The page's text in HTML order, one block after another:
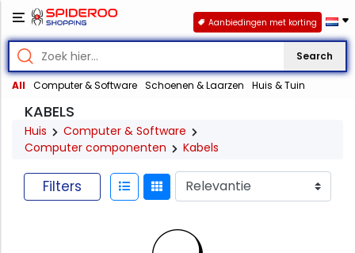
Search
All Computer & Software Schoenen & Laarzen Huis & Tuin
Aanbiedingen met korting
KABELS
Huis
Computer & Software
Computer componenten
Kabels
Filters